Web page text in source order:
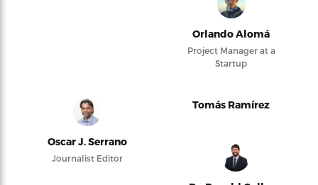
Orlando Alomá
Project Manager at a
Startup
Oscar J. Serrano
Journalist Editor
Tomás Ramírez